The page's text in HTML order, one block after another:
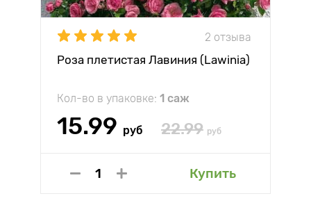
2 отзыва
Роза плетистая Лавиния (Lawinia)
Кол-во в упаковке: 1 саж
15.99 руб 22.99 руб
Купить